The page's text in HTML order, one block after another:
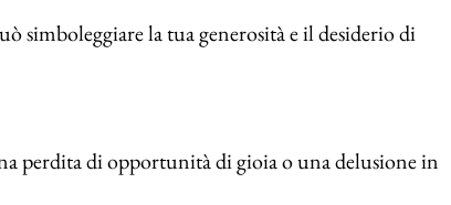
simboleggiare la tua generosità e il desiderio di
perdita di opportunità di gioia o una delusione in